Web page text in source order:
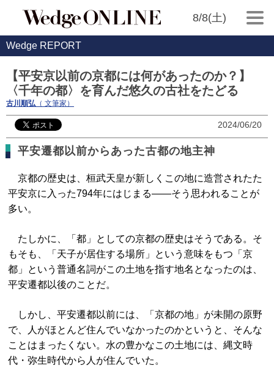
8/8(土)
Wedge REPORT
【平安京以前の京都には何があったのか？】
〈千年の都〉を育んだ悠久の古社をたどる
古川順弘 （ 文筆家）
2024/06/20
平安遷都以前からあった古都の地主神
京都の歴史は、桓武天皇が新しくこの地に造営されたた
平安京に入った794年にはじまる――そう思われることが
多い。
たしかに、「都」としての京都の歴史はそうである。そ
もそも、「天子が居住する場所」という意味をもつ「京
都」という普通名詞がこの土地を指す地名となったのは、
平安遷都以後のことだ。
しかし、平安遷都以前には、「京都の地」が未開の原野
で、人がほとんど住んでいなかったのかというと、そんな
ことはまったくない。水の豊かなこの土地には、縄文時
代・弥生時代から人が住んでいた。